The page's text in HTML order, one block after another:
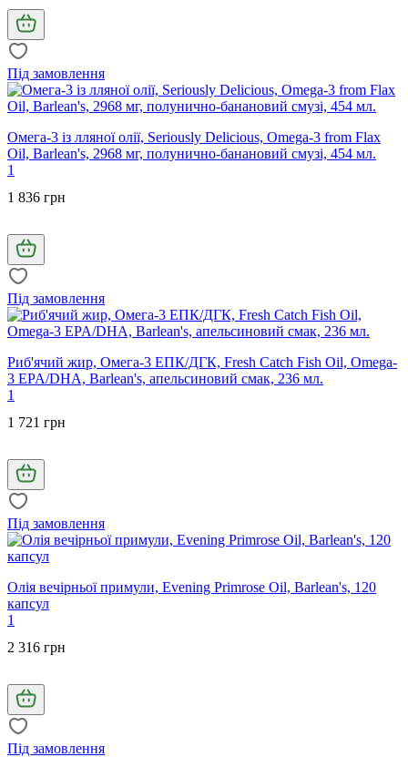
Під замовлення
Омега-3 із лляної олії, Seriously Delicious, Omega-3 from Flax
Oil, Barlean's, 2968 мг, полунично-банановий смузі, 454 мл.
1
1 836 грн
Під замовлення
Риб'ячий жир, Омега-3 ЕПК/ДГК, Fresh Catch Fish Oil, Omega-
3 EPA/DHA, Barlean's, апельсиновий смак, 236 мл.
1
1 721 грн
Під замовлення
Олія вечірньої примули, Evening Primrose Oil, Barlean's, 120
капсул
1
2 316 грн
Під замовлення